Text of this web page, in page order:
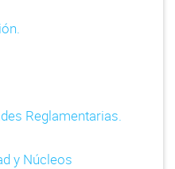
Reglamentarias.
y Núcleos